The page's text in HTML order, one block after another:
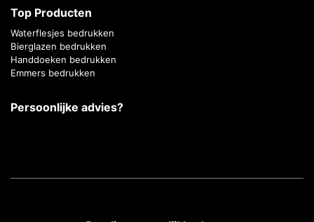
Top Producten
Waterflesjes bedrukken
Bierglazen bedrukken
Handdoeken bedrukken
Emmers bedrukken
Persoonlijke advies?